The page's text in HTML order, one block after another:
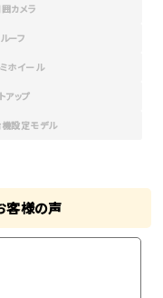
カメラ
ーフ
ホイール
アップ
設定モデル
客様の声